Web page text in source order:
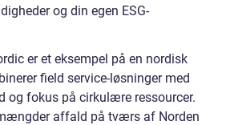
og din egen ESG-
er et eksempel på en nordisk
field service-løsninger med
fokus på cirkulære ressourcer.
affald på tværs af Norden